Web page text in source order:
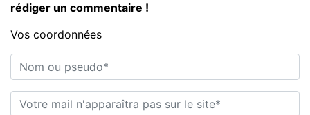
rédiger un commentaire !
Vos coordonnées
Nom ou pseudo*
E-mail*